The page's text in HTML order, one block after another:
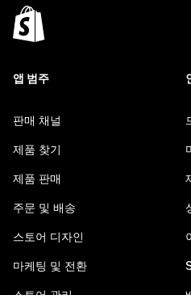
앱 범주
판매 채널
제품 찾기
제품 판매
주문 및 배송
스토어 디자인
마케팅 및 전환